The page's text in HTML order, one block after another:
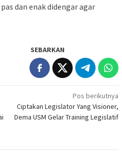
dan enak didengar agar
SEBARKAN
Pos berikutnya
Ciptakan Legislator Yang Visioner,
Dema USM Gelar Training Legislatif